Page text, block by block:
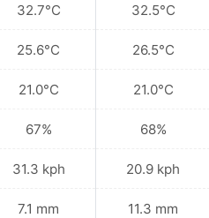
32.7°C
25.6°C
21.0°C
67%
31.3 kph
7.1 mm
32.5°C
26.5°C
21.0°C
68%
20.9 kph
11.3 mm